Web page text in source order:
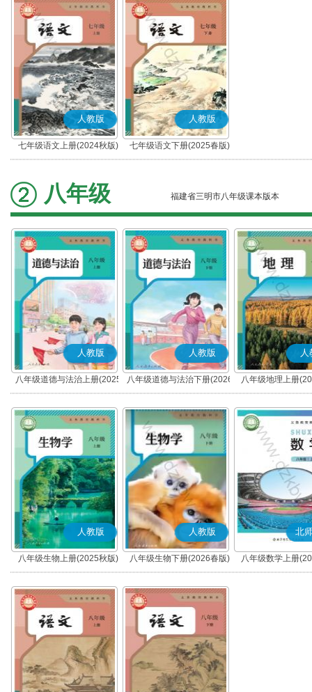
人教版
七年级语文上册(2024秋版)
(部编版)
人教版
七年级语文下册(2025春版)
(部编版)
八年级 福建省三明市八年级课本版本
人教版
八年级道德与法治上册(2025
秋版)(部编版)
人教版
八年级道德与法治下册(2026
春版)(部编版)
人
八年级地理上册
人教版
八年级生物上册(2025秋版)
人教版
八年级生物下册(2026春版)
北
八年级数学上册